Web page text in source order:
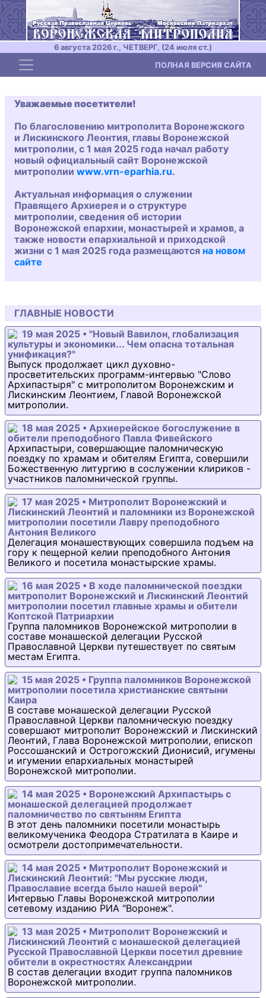
6 августа 2026 г., ЧЕТВЕРГ, (24 июля ст.)
Toggle navigation ПОЛНАЯ ВЕРСИЯ САЙТА
Уважаемые посетители!
По благословению митрополита Воронежского
и Лискинского Леонтия, главы Воронежской
митрополии, с 1 мая 2025 года начал работу
новый официальный сайт Воронежской
митрополии www.vrn-eparhia.ru.
Актуальная информация о служении
Правящего Архиерея и о структуре
митрополии, сведения об истории
Воронежской епархии, монастырей и храмов, а
также новости епархиальной и приходской
жизни с 1 мая 2025 года размещаются на новом
сайте
ГЛАВНЫЕ НОВОСТИ
19 мая 2025 • "Новый Вавилон, глобализация
культуры и экономики... Чем опасна тотальная
унификация?"
Выпуск продолжает цикл духовно-
просветительских программ-интервью "Слово
Архипастыря" с митрополитом Воронежским и
Лискинским Леонтием, Главой Воронежской
митрополии.
18 мая 2025 • Архиерейское богослужение в
обители преподобного Павла Фивейского
Архипастыри, совершающие паломническую
поездку по храмам и обителям Египта, совершили
Божественную литургию в сослужении клириков -
участников паломнической группы.
17 мая 2025 • Митрополит Воронежский и
Лискинский Леонтий и паломники из Воронежской
митрополии посетили Лавру преподобного
Антония Великого
Делегация монашествующих совершила подъем на
гору к пещерной келии преподобного Антония
Великого и посетила монастырские храмы.
16 мая 2025 • В ходе паломнической поездки
митрополит Воронежский и Лискинский Леонтий
митрополии посетил главные храмы и обители
Коптской Патриархии
Группа паломников Воронежской митрополии в
составе монашеской делегации Русской
Православной Церкви путешествует по святым
местам Египта.
15 мая 2025 • Группа паломников Воронежской
митрополии посетила христианские святыни
Каира
В составе монашеской делегации Русской
Православной Церкви паломническую поездку
совершают митрополит Воронежский и Лискинский
Леонтий, Глава Воронежской митрополии, епископ
Россошанский и Острогожский Дионисий, игумены
и игумении епархиальных монастырей
Воронежской митрополии.
14 мая 2025 • Воронежский Архипастырь с
монашеской делегацией продолжает
паломничество по святыням Египта
В этот день паломники посетили монастырь
великомученика Феодора Стратилата в Каире и
осмотрели достопримечательности.
14 мая 2025 • Митрополит Воронежский и
Лискинский Леонтий: "Мы русские люди,
Православие всегда было нашей верой"
Интервью Главы Воронежской митрополии
сетевому изданию РИА "Воронеж".
13 мая 2025 • Митрополит Воронежский и
Лискинский Леонтий с монашеской делегацией
Русской Православной Церкви посетил древние
обители в окрестностях Александрии
В состав делегации входит группа паломников
Воронежской митрополии.